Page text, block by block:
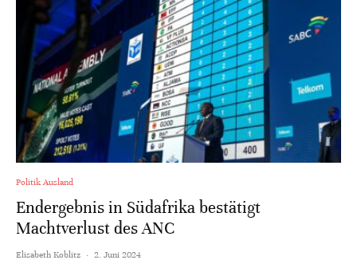
Politik Ausland
Endergebnis in Südafrika bestätigt
Machtverlust des ANC
Elisabeth Koblitz · 2. Juni 2024